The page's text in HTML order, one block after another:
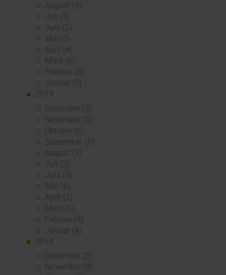
August (4)
Juli (3)
Juni (2)
Mai (3)
April (4)
März (6)
Februar (6)
Januar (3)
2019
Dezember (3)
November (5)
Oktober (6)
September (6)
August (3)
Juli (3)
Juni (3)
Mai (6)
April (2)
März (1)
Februar (4)
Januar (4)
2018
Dezember (5)
November (8)